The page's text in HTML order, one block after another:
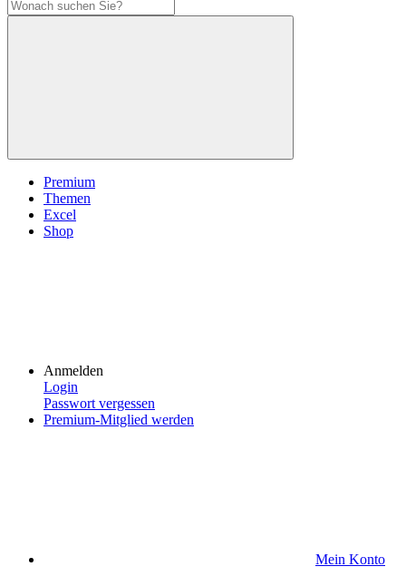
Premium
Themen
Excel
Shop
Anmelden
Login
Passwort vergessen
Premium-Mitglied werden
Mein Konto